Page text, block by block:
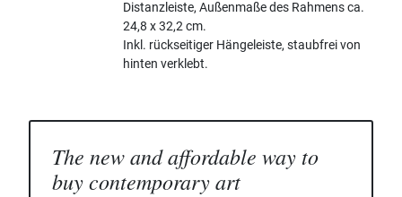
Distanzleiste, Außenmaße des Rahmens ca.
24,8 x 32,2 cm.
Inkl. rückseitiger Hängeleiste, staubfrei von
hinten verklebt.
The new and affordable way to
buy contemporary art